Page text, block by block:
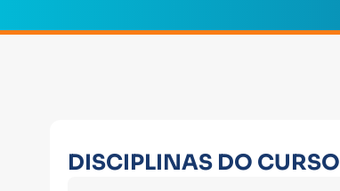
DISCIPLINAS DO CURSO